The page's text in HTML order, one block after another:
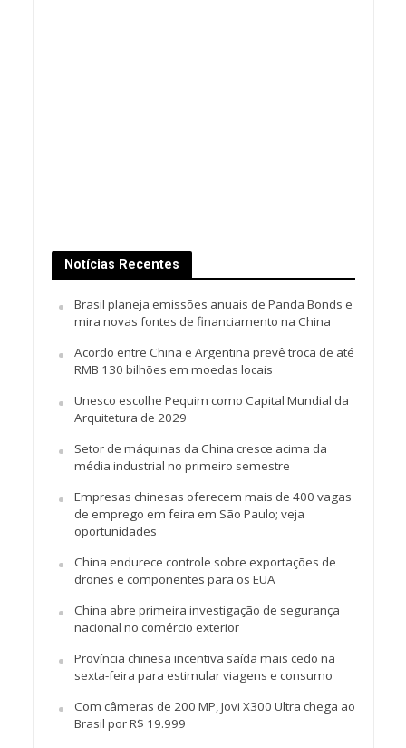
Notícias Recentes
Brasil planeja emissões anuais de Panda Bonds e
mira novas fontes de financiamento na China
Acordo entre China e Argentina prevê troca de até
RMB 130 bilhões em moedas locais
Unesco escolhe Pequim como Capital Mundial da
Arquitetura de 2029
Setor de máquinas da China cresce acima da
média industrial no primeiro semestre
Empresas chinesas oferecem mais de 400 vagas
de emprego em feira em São Paulo; veja
oportunidades
China endurece controle sobre exportações de
drones e componentes para os EUA
China abre primeira investigação de segurança
nacional no comércio exterior
Província chinesa incentiva saída mais cedo na
sexta-feira para estimular viagens e consumo
Com câmeras de 200 MP, Jovi X300 Ultra chega ao
Brasil por R$ 19.999